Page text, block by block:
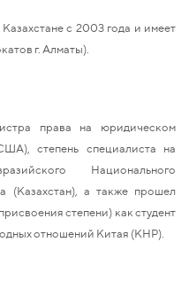
с 2003 года и имеет
г. Алматы).
права на юридическом
степень специалиста на
Национального
(Казахстан), а также прошел
степени) как студент
отношений Китая (КНР).